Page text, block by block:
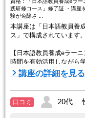
践研修コース」修了証 ・講座
験が免除さ ...
本講座は「日本語教員養
ス」で構成されています。
【日本語教員養成eラーニ
時間を有効活用しながら
理論系の科目は、録画映
す。
ペースで学びを深めるこ
実技系の科目は講師・受
講座の詳細を見る
口コミ 20代